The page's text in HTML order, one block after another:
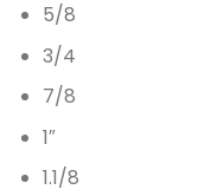
5/8
3/4
7/8
1″
1.1/8